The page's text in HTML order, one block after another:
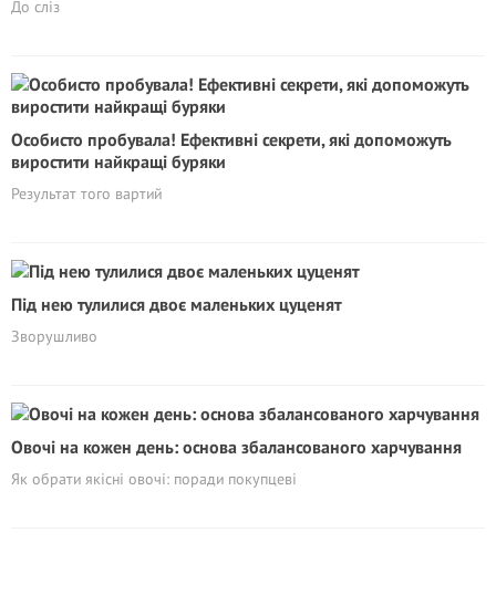
До сліз
Особисто пробyвала! Eфективні секрети, які допоможуть
виростити найкращі буряки
Результат того вартий
Під нею тулилися двоє маленьких цуценят
Зворушливо
Овочі на кожен день: основа збалансованого харчування
Як обрати якісні овочі: поради покупцеві